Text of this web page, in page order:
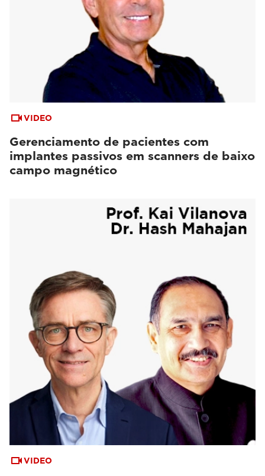
VIDEO
Gerenciamento de pacientes com
implantes passivos em scanners de baixo
campo magnético
VIDEO